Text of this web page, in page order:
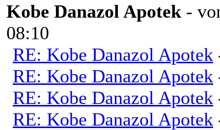
Kobe Danazol Apotek -
08:10
RE: Kobe Danazol Apotek
RE: Kobe Danazol Apotek
RE: Kobe Danazol Apotek
RE: Kobe Danazol Apotek